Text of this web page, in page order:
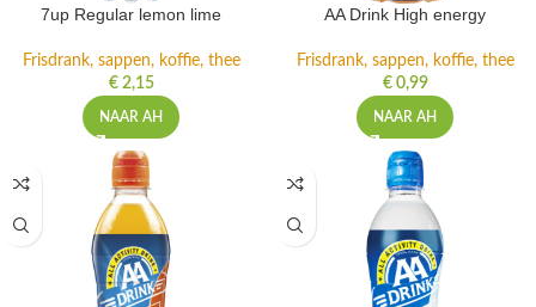
7up Regular lemon lime
Frisdrank, sappen, koffie, thee
€2,15
NAAR AH
AA Drink High energy
Frisdrank, sappen, koffie, thee
€0,99
NAAR AH